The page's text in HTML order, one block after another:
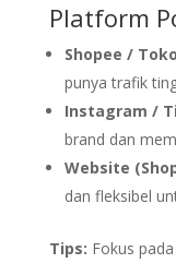
Platform
Shopee /
punya trafik
Instagram /
brand dan
Website
dan fleksibel
Tips: Fokus